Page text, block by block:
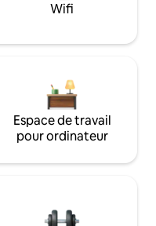
Wifi
Espace de travail
pour ordinateur